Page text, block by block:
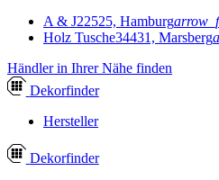
A & J22525, Hamburg
Holz Tusche34431, Marsberg
Händler in Ihrer Nähe finden
Dekorfinder
Hersteller
Dekorfinder